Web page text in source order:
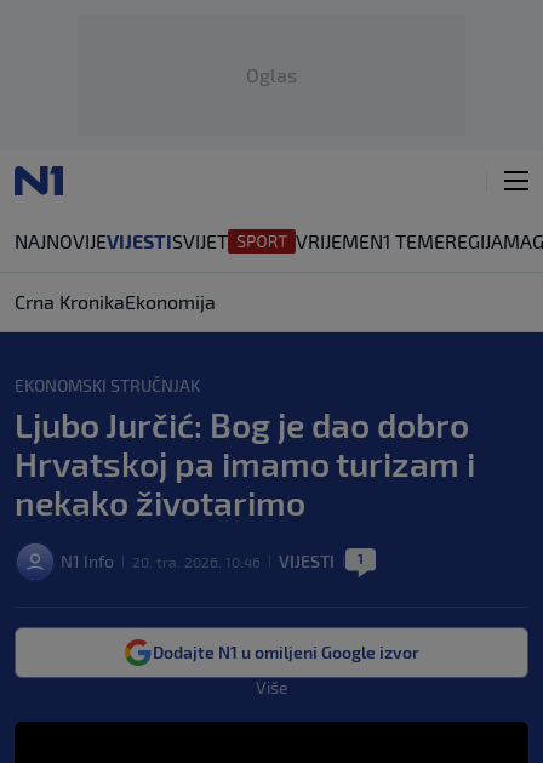
Oglas
NAJNOVIJEVIJESTISVIJET VRIJEMEN1 TEMEREGIJA
Crna KronikaEkonomija
EKONOMSKI STRUČNJAK
Ljubo Jurčić: Bog je dao dobro
Hrvatskoj pa imamo turizam i
nekako životarimo
N1 Info 20. tra. 2026. 10:46 VIJESTI 1
Dodajte N1 u omiljeni Google izvor
Više